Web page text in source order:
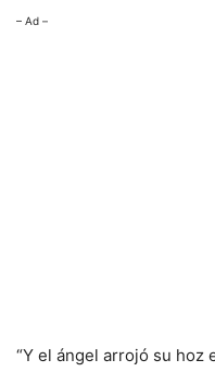
– Ad –
“Y el ángel arrojó su hoz